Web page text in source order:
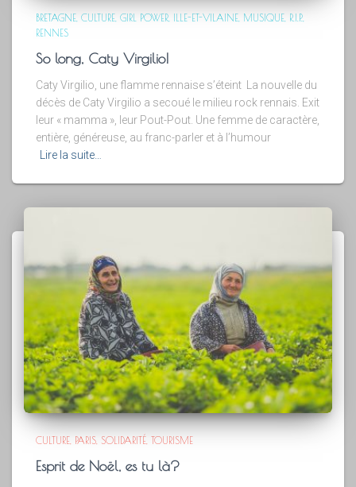
BRETAGNE CULTURE GIRL POWER ILLE-ET-VILAINE MUSIQUE R.I.P.
RENNES
So long, Caty Virgilio!
Caty Virgilio, une flamme rennaise s’éteint La nouvelle du
décès de Caty Virgilio a secoué le milieu rock rennais. Exit
leur « mamma », leur Pout-Pout. Une femme de caractère,
entière, généreuse, au franc-parler et à l’humour
Lire la suite…
CULTURE PARIS SOLIDARITÉ TOURISME
Esprit de Noël, es tu là?